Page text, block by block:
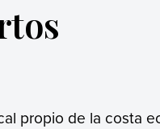
propio de la costa